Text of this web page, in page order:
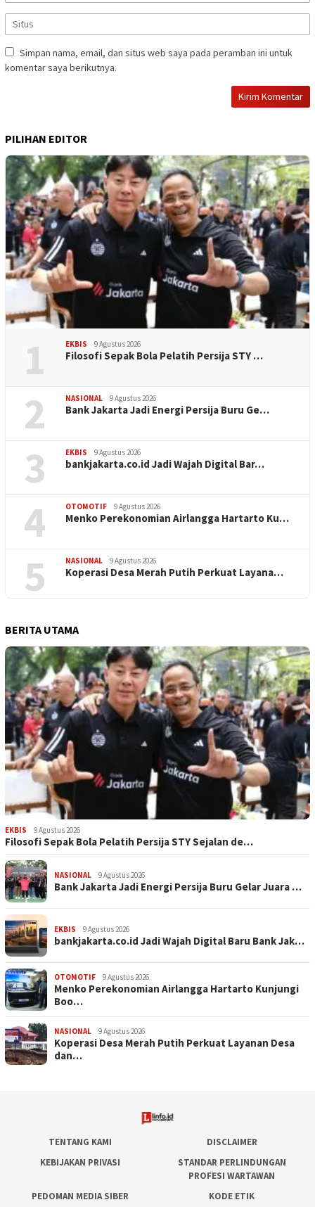
Simpan nama, email, dan situs web saya pada peramban ini untuk
komentar saya berikutnya.
PILIHAN EDITOR
1 EKBIS 9 Agustus 2026
Filosofi Sepak Bola Pelatih Persija STY …
2 NASIONAL 9 Agustus 2026
Bank Jakarta Jadi Energi Persija Buru Ge…
3 EKBIS 9 Agustus 2026
bankjakarta.co.id Jadi Wajah Digital Bar…
4 OTOMOTIF 9 Agustus 2026
Menko Perekonomian Airlangga Hartarto Ku…
5 NASIONAL 9 Agustus 2026
Koperasi Desa Merah Putih Perkuat Layana…
BERITA UTAMA
EKBIS 9 Agustus 2026
Filosofi Sepak Bola Pelatih Persija STY Sejalan de…
NASIONAL 9 Agustus 2026
Bank Jakarta Jadi Energi Persija Buru Gelar Juara …
EKBIS 9 Agustus 2026
bankjakarta.co.id Jadi Wajah Digital Baru Bank Jak…
OTOMOTIF 9 Agustus 2026
Menko Perekonomian Airlangga Hartarto Kunjungi
Boo…
NASIONAL 9 Agustus 2026
Koperasi Desa Merah Putih Perkuat Layanan Desa
dan…
TENTANG KAMI
DISCLAIMER
KEBIJAKAN PRIVASI
STANDAR PERLINDUNGAN
PROFESI WARTAWAN
PEDOMAN MEDIA SIBER
KODE ETIK